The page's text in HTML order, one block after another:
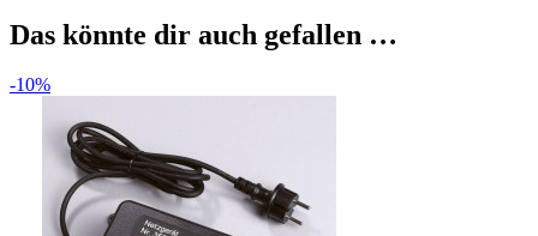
Das könnte dir auch gefallen …
-10%